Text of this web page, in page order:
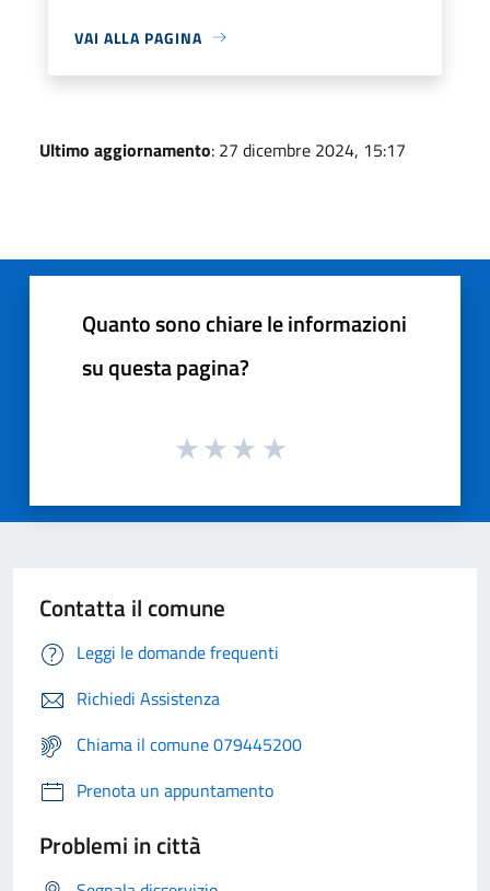
VAI ALLA PAGINA
Ultimo aggiornamento: 27 dicembre 2024, 15:17
Quanto sono chiare le informazioni
su questa pagina?
Contatta il comune
Leggi le domande frequenti
Richiedi Assistenza
Chiama il comune 079445200
Prenota un appuntamento
Problemi in città